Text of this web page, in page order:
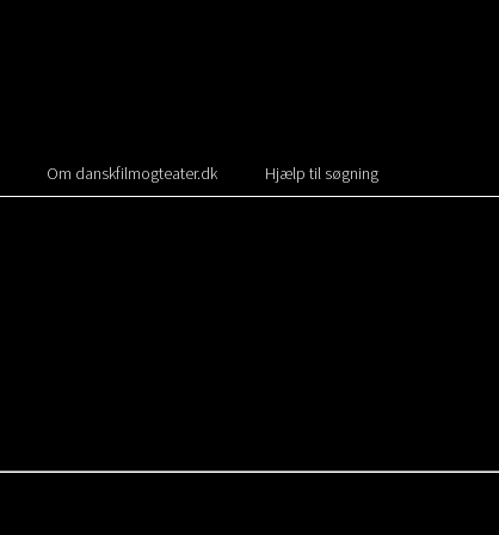
Om danskfilmogteater.dk Hjælp til søgning